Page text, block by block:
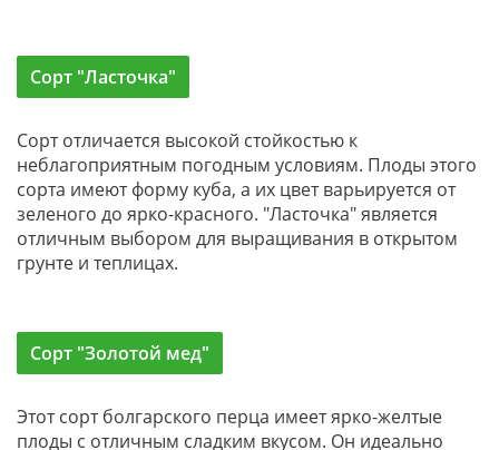
Сорт "Ласточка"
Сорт отличается высокой стойкостью к
неблагоприятным погодным условиям. Плоды этого
сорта имеют форму куба, а их цвет варьируется от
зеленого до ярко-красного. "Ласточка" является
отличным выбором для выращивания в открытом
грунте и теплицах.
Сорт "Золотой мед"
Этот сорт болгарского перца имеет ярко-желтые
плоды с отличным сладким вкусом. Он идеально